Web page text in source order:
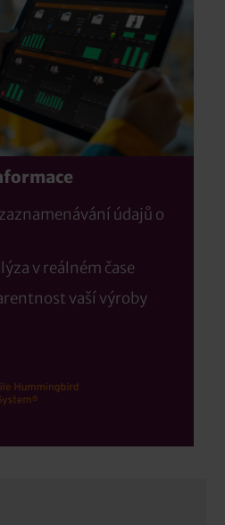
údajů o
v reálném čase
vaší výroby